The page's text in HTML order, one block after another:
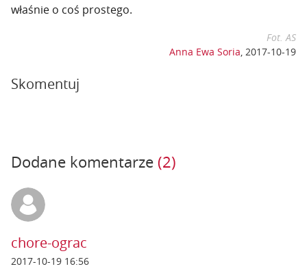
właśnie o coś prostego.
Fot. AS
Anna Ewa Soria, 2017-10-19
Skomentuj
Dodane komentarze (2)
chore-ograc
2017-10-19 16:56